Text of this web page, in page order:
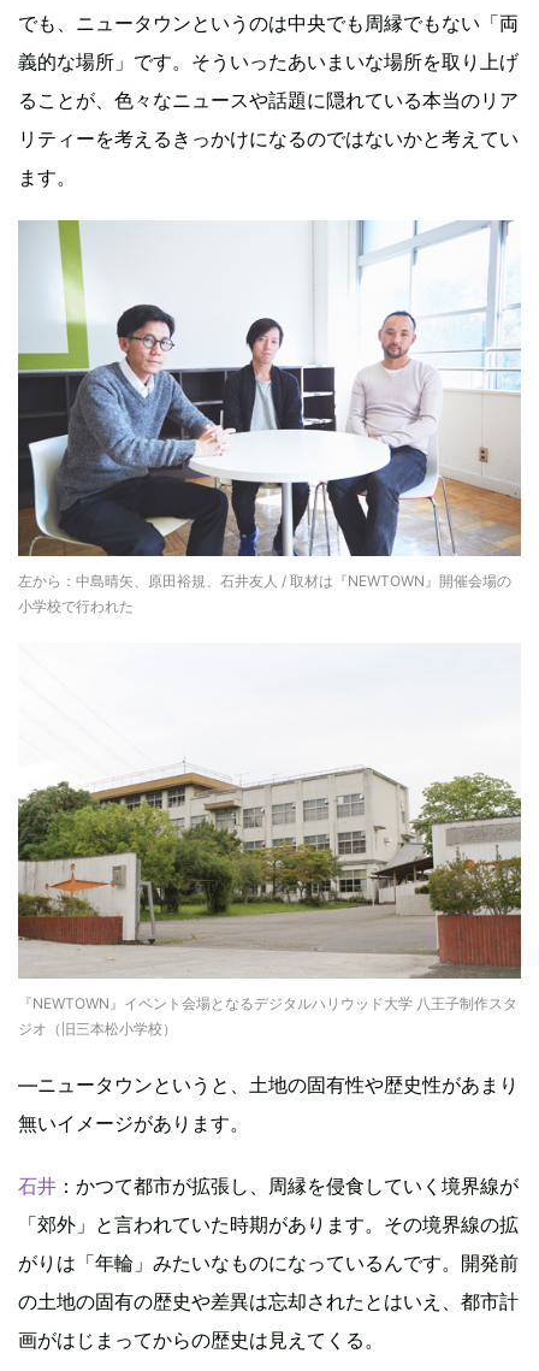
でも、ニュータウンというのは中央でも周縁でもない「両
義的な場所」です。そういったあいまいな場所を取り上げ
ることが、色々なニュースや話題に隠れている本当のリア
リティーを考えるきっかけになるのではないかと考えてい
ます。
左から：中島晴矢、原田裕規、石井友人 / 取材は『NEWTOWN』開催会場の
小学校で行われた
『NEWTOWN』イベント会場となるデジタルハリウッド大学 八王子制作スタ
ジオ（旧三本松小学校）
―ニュータウンというと、土地の固有性や歴史性があまり
無いイメージがあります。
石井 ：かつて都市が拡張し、周縁を侵食していく境界線が
「郊外」と言われていた時期があります。その境界線の拡
がりは「年輪」みたいなものになっているんです。開発前
の土地の固有の歴史や差異は忘却されたとはいえ、都市計
画がはじまってからの歴史は見えてくる。